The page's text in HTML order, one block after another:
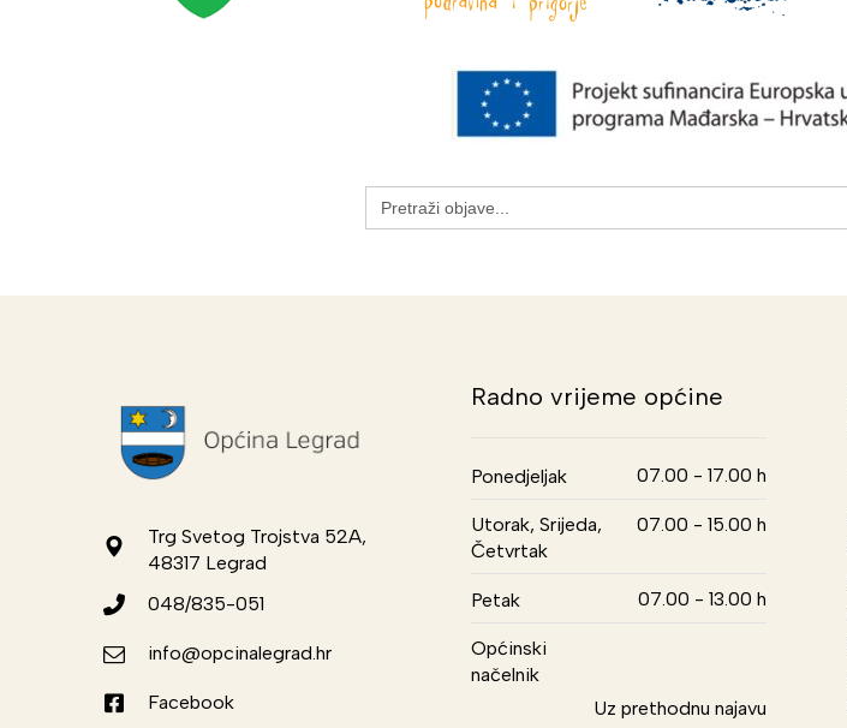
Search
for:
Trg Svetog Trojstva 52A,
48317 Legrad
048/835-051
info@opcinalegrad.hr
Facebook
Radno vrijeme općine
Ponedjeljak 07.00 - 17.00 h
Utorak, Srijeda,
Četvrtak
07.00 - 15.00 h
Petak 07.00 - 13.00 h
Općinski
načelnik
Uz prethodnu najavu